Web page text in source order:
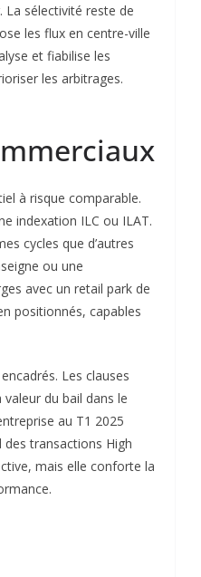
La sélectivité reste de
les flux en centre-ville
et fiabilise les
les arbitrages.
à risque comparable.
indexation ILC ou ILAT.
cycles que d’autres
ou une
avec un retail park de
positionnés, capables
Les clauses
du bail dans le
au T1 2025
des transactions High
mais elle conforte la